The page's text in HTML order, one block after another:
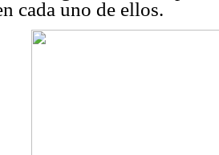
cada uno de ellos.